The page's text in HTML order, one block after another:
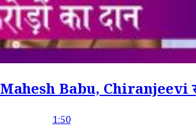
Babu, Chiranjeevi सहित
1:50